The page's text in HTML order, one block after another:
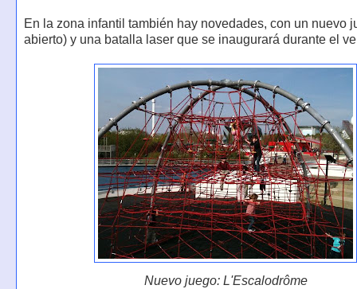
En la zona infantil también hay novedades, con un nuevo
abierto) y una batalla laser que se inaugurará durante el
Nuevo juego: L'Escalodrôme